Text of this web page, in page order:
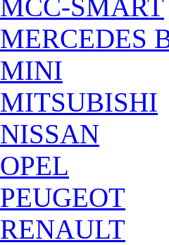
MCC-SMART
MERCEDES
MINI
MITSUBISHI
NISSAN
OPEL
PEUGEOT
RENAULT